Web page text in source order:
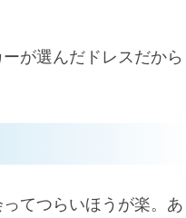
が選んだドレスだから
てつらいほうが楽。あ